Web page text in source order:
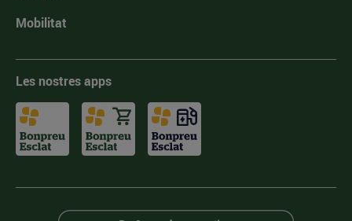
Mobilitat
Les nostres apps